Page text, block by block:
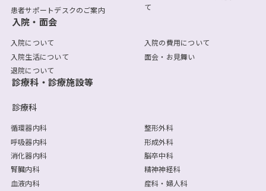
患者サポートデスクのご案内
て
入院・面会
入院について
入院生活について
退院について
入院の費用について
面会・お見舞い
診療科・診療施設等
診療科
循環器内科
呼吸器内科
消化器内科
腎臓内科
血液内科
整形外科
形成外科
脳卒中科
精神神経科
産科・婦人科